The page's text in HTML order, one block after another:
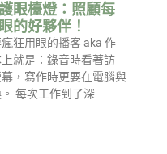
眼檯燈：照顧每
的好夥伴！
狂用眼的播客 aka 作
就是：錄音時看著訪
，寫作時更要在電腦與
每次工作到了深